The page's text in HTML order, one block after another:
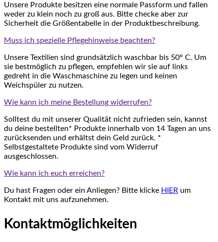
Unsere Produkte besitzen eine normale Passform und fallen
weder zu klein noch zu groß aus. Bitte checke aber zur
Sicherheit die Größentabelle in der Produktbeschreibung.
Muss ich spezielle Pflegehinweise beachten?
Unsere Textilien sind grundsätzlich waschbar bis 50° C. Um
sie bestmöglich zu pflegen, empfehlen wir sie auf links
gedreht in die Waschmaschine zu legen und keinen
Weichspüler zu nutzen.
Wie kann ich meine Bestellung widerrufen?
Solltest du mit unserer Qualität nicht zufrieden sein, kannst
du deine bestellten* Produkte innerhalb von 14 Tagen an uns
zurücksenden und erhältst dein Geld zurück. *
Selbstgestaltete Produkte sind vom Widerruf
ausgeschlossen.
Wie kann ich euch erreichen?
Du hast Fragen oder ein Anliegen? Bitte klicke HIER um
Kontakt mit uns aufzunehmen.
Kontaktmöglichkeiten